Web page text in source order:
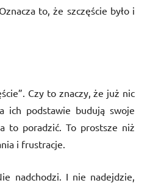
to, że szczęście było i
Czy to znaczy, że już nic
ich podstawie budują swoje
to poradzić. To prostsze niż
i frustracje.
nadchodzi. I nie nadejdzie,